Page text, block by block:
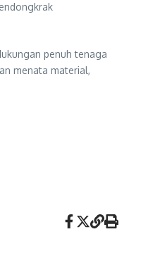
penuh tenaga
menata material,